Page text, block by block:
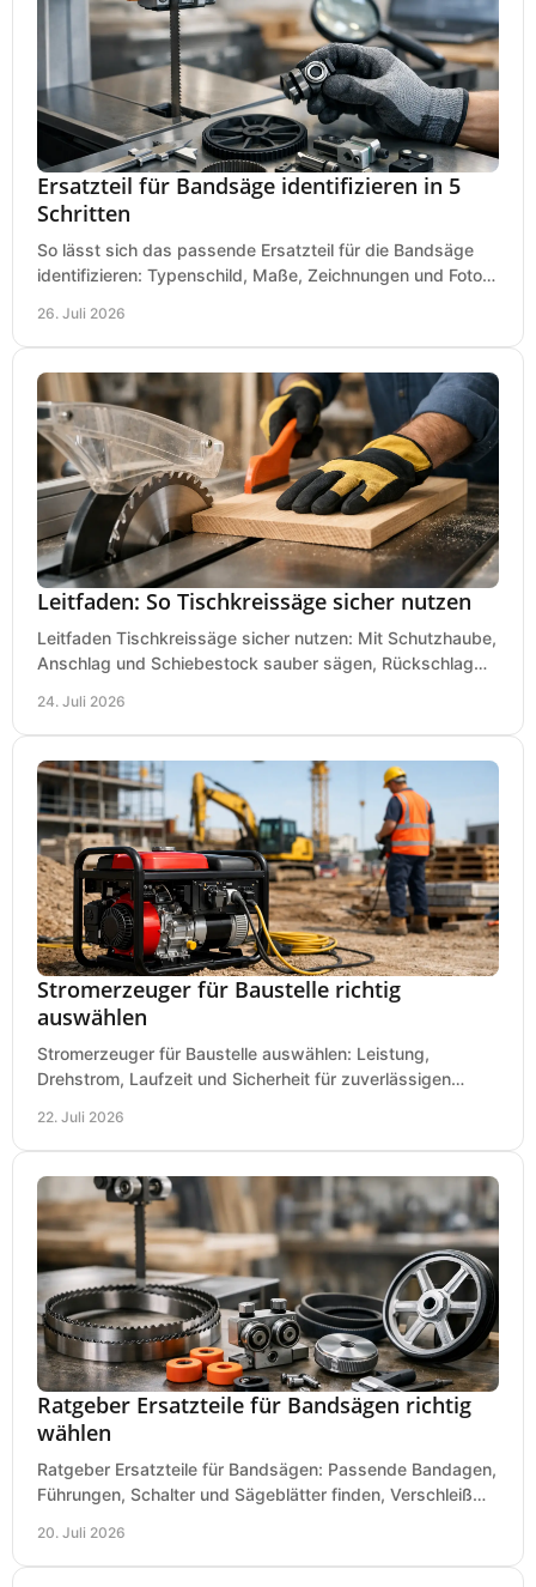
Ersatzteil für Bandsäge identifizieren in 5
Schritten
So lässt sich das passende Ersatzteil für die Bandsäge
identifizieren: Typenschild, Maße, Zeichnungen und Fotos
26. Juli 2026
Leitfaden: So Tischkreissäge sicher nutzen
Leitfaden Tischkreissäge sicher nutzen: Mit Schutzhaube,
Anschlag und Schiebestock sauber sägen, Rückschlag
24. Juli 2026
Stromerzeuger für Baustelle richtig
auswählen
Stromerzeuger für Baustelle auswählen: Leistung,
Drehstrom, Laufzeit und Sicherheit für zuverlässigen
22. Juli 2026
Ratgeber Ersatzteile für Bandsägen richtig
wählen
Ratgeber Ersatzteile für Bandsägen: Passende Bandagen,
Führungen, Schalter und Sägeblätter finden, Verschleiß
20. Juli 2026